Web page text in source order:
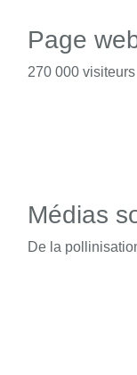
Page
270 000 visiteurs
Médias
De la